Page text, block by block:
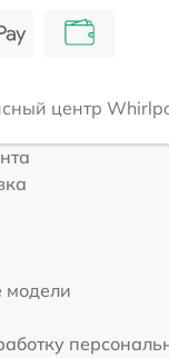
центр
модели